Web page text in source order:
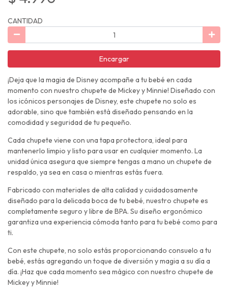
CANTIDAD
Encargar
¡Deja que la magia de Disney acompañe a tu bebé en cada
momento con nuestro chupete de Mickey y Minnie! Diseñado con
los icónicos personajes de Disney, este chupete no solo es
adorable, sino que también está diseñado pensando en la
comodidad y seguridad de tu pequeño.
Cada chupete viene con una tapa protectora, ideal para
mantenerlo limpio y listo para usar en cualquier momento. La
unidad única asegura que siempre tengas a mano un chupete de
respaldo, ya sea en casa o mientras estás fuera.
Fabricado con materiales de alta calidad y cuidadosamente
diseñado para la delicada boca de tu bebé, nuestro chupete es
completamente seguro y libre de BPA. Su diseño ergonómico
garantiza una experiencia cómoda tanto para tu bebé como para
ti.
Con este chupete, no solo estás proporcionando consuelo a tu
bebé, estás agregando un toque de diversión y magia a su día a
día. ¡Haz que cada momento sea mágico con nuestro chupete de
Mickey y Minnie!